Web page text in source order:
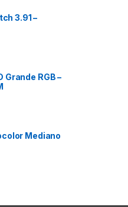
3.91 –
RGB –
Mediano